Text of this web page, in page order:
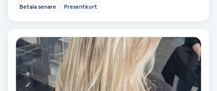
Fransar
Fransborttagning
Fransfärgning
Betala senare Presentkort